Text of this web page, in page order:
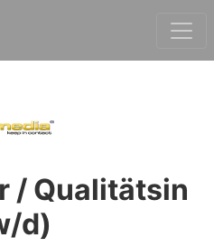
/ Qualitätsin
d)